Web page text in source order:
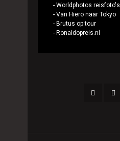
- Worldphotos reisfoto's
- Van Hiero naar Tokyo
- Brutus op tour
- Ronaldopreis.nl